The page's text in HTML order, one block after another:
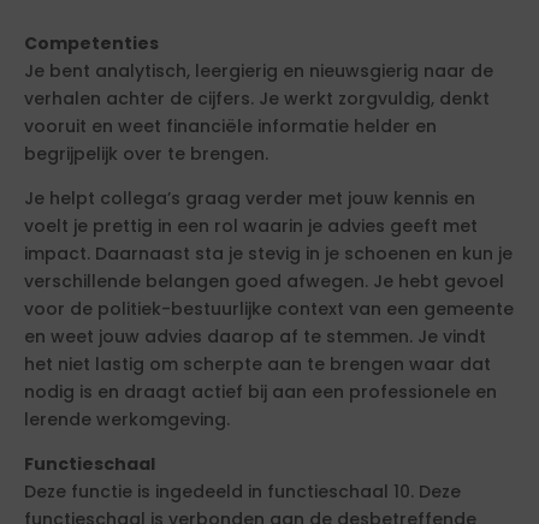
Competenties
Je bent analytisch, leergierig en nieuwsgierig naar de
verhalen achter de cijfers. Je werkt zorgvuldig, denkt
vooruit en weet financiële informatie helder en
begrijpelijk over te brengen.
Je helpt collega’s graag verder met jouw kennis en
voelt je prettig in een rol waarin je advies geeft met
impact. Daarnaast sta je stevig in je schoenen en kun je
verschillende belangen goed afwegen. Je hebt gevoel
voor de politiek-bestuurlijke context van een gemeente
en weet jouw advies daarop af te stemmen. Je vindt
het niet lastig om scherpte aan te brengen waar dat
nodig is en draagt actief bij aan een professionele en
lerende werkomgeving.
Functieschaal
Deze functie is ingedeeld in functieschaal 10. Deze
functieschaal is verbonden aan de desbetreffende